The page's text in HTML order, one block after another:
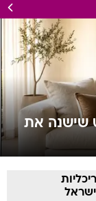
שישנה את